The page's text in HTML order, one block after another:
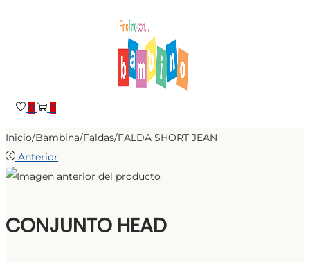
0 0
Inicio/Bambina/Faldas/FALDA SHORT JEAN
Anterior
CONJUNTO HEAD